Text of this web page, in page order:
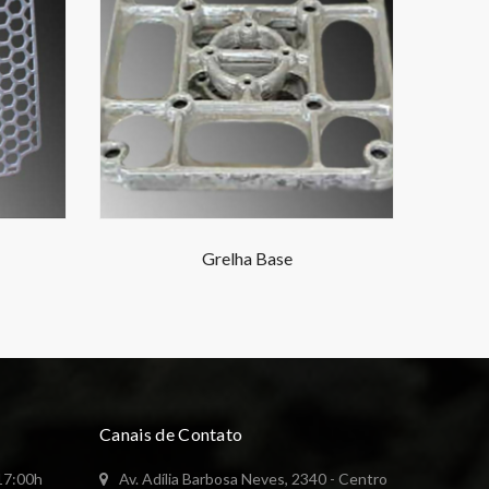
Grelha Base
Canais de Contato
Av. Adília Barbosa Neves, 2340 - Centro